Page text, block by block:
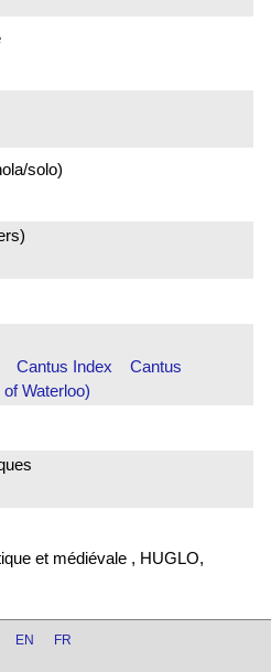
solo)
Cantus Index
Cantus
Waterloo)
et médiévale , HUGLO,
EN FR